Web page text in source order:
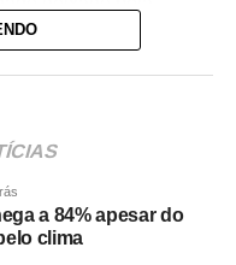
o
provimento de
a 84% apesar do
clima